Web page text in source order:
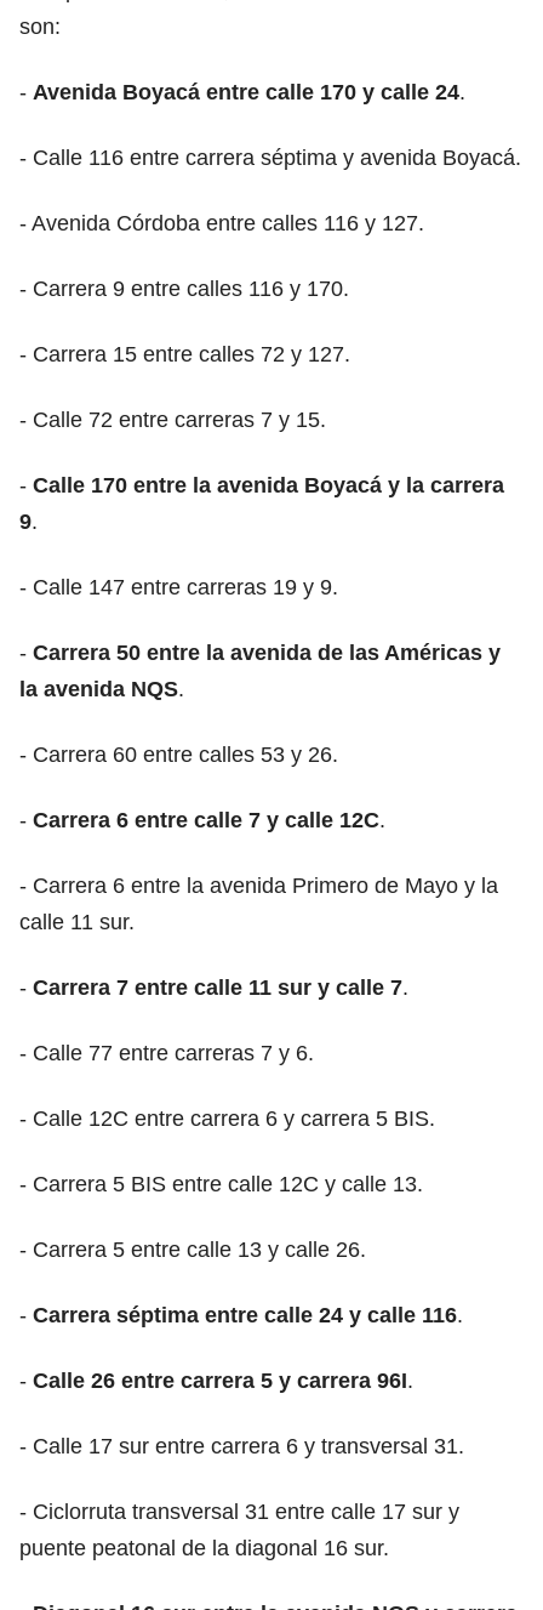
son:
- Avenida Boyacá entre calle 170 y calle 24.
- Calle 116 entre carrera séptima y avenida Boyacá.
- Avenida Córdoba entre calles 116 y 127.
- Carrera 9 entre calles 116 y 170.
- Carrera 15 entre calles 72 y 127.
- Calle 72 entre carreras 7 y 15.
- Calle 170 entre la avenida Boyacá y la carrera
9.
- Calle 147 entre carreras 19 y 9.
- Carrera 50 entre la avenida de las Américas y
la avenida NQS.
- Carrera 60 entre calles 53 y 26.
- Carrera 6 entre calle 7 y calle 12C.
- Carrera 6 entre la avenida Primero de Mayo y la
calle 11 sur.
- Carrera 7 entre calle 11 sur y calle 7.
- Calle 77 entre carreras 7 y 6.
- Calle 12C entre carrera 6 y carrera 5 BIS.
- Carrera 5 BIS entre calle 12C y calle 13.
- Carrera 5 entre calle 13 y calle 26.
- Carrera séptima entre calle 24 y calle 116.
- Calle 26 entre carrera 5 y carrera 96I.
- Calle 17 sur entre carrera 6 y transversal 31.
- Ciclorruta transversal 31 entre calle 17 sur y
puente peatonal de la diagonal 16 sur.